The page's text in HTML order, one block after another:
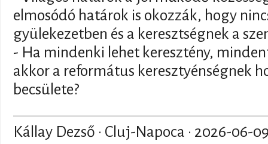
elmosódó határok is okozzák, hogy
gyülekezetben és a keresztségnek a
- Ha mindenki lehet keresztény,
akkor a református keresztyénségnek
becsülete?
Kállay Dezső · Cluj-Napoca · 2026-06-